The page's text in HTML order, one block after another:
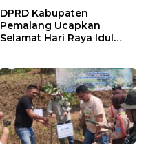
DPRD Kabupaten
Pemalang Ucapkan
Selamat Hari Raya Idul